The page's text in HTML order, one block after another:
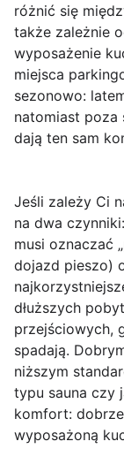
różnić się
także zależnie
wyposażenie
miejsca
sezonowo:
natomiast
dają ten sam
Jeśli zależy Ci
na dwa czynniki:
musi oznaczać
dojazd pieszo)
dłuższych
przejściowych,
spadają.
niższym
typu sauna czy
komfort:
wyposażoną